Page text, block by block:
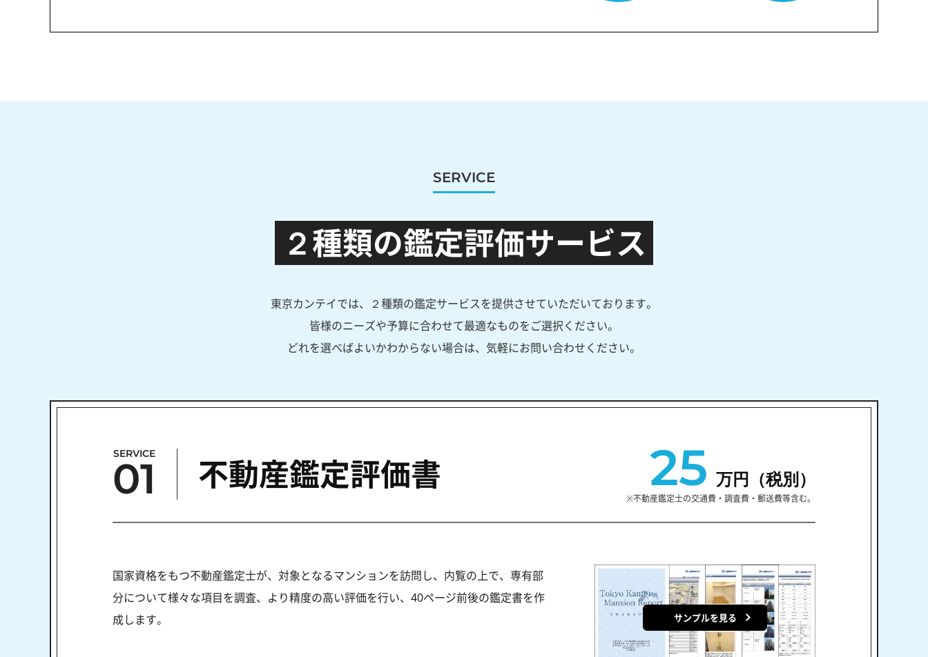
SERVICE
２種類の鑑定評価サービス
東京カンテイでは、２種類の鑑定サービスを提供させていただいております。
皆様のニーズや予算に合わせて最適なものをご選択ください。
どれを選べばよいかわからない場合は、気軽にお問い合わせください。
SERVICE
01 不動産鑑定評価書 25 万円（税別）
※不動産鑑定士の交通費・調査費・郵送費等含む。
国家資格をもつ不動産鑑定士が、対象となるマンションを訪問し、内覧の上で、専有部
分について様々な項目を調査、より精度の高い評価を行い、40ページ前後の鑑定書を作
成します。
サンプルを見る